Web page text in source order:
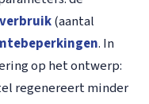
verbruik(aantal
. In
op het ontwerp:
regenereert minder